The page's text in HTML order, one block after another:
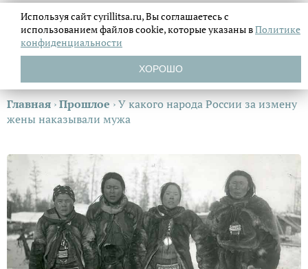
Главная ›Прошлое ›У какого народа России за измену
жены наказывали мужа
Используя сайт cyrillitsa.ru, Вы соглашаетесь с
использованием файловcookie, которые указаны вПолитике
конфиденциальности
ХОРОШО